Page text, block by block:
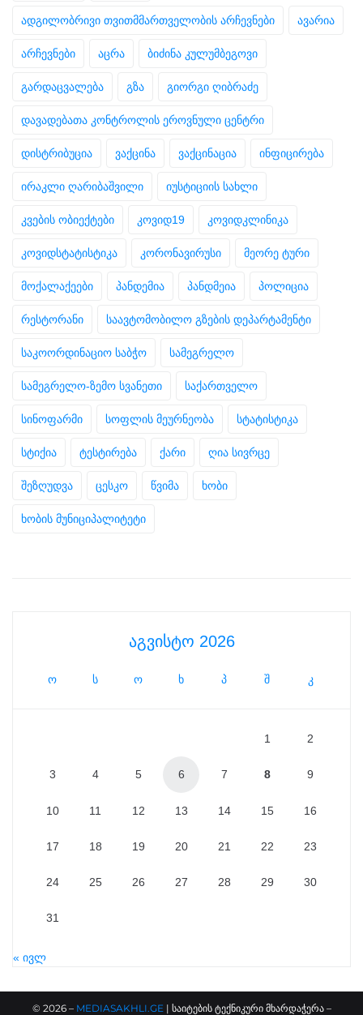
ადგილობრივი თვითმმართველობის არჩევნები ავარია
არჩევნები აცრა ბიძინა კულუმბეგოვი
გარდაცვალება გზა გიორგი ღიბრაძე
დავადებათა კონტროლის ეროვნული ცენტრი
დისტრიბუცია ვაქცინა ვაქცინაცია ინფიცირება
ირაკლი ღარიბაშვილი იუსტიციის სახლი
კვების ობიექტები კოვიდ19 კოვიდკლინიკა
კოვიდსტატისტიკა კორონავირუსი მეორე ტური
მოქალაქეები პანდემია პანდმეია პოლიცია
რესტორანი საავტომობილო გზების დეპარტამენტი
საკოორდინაციო საბჭო სამეგრელო
სამეგრელო-ზემო სვანეთი საქართველო
სინოფარმი სოფლის მეურნეობა სტატისტიკა
სტიქია ტესტირება ქარი ღია სივრცე
შეზღუდვა ცესკო წვიმა ხობი
ხობის მუნიციპალიტეტი
აგვისტო 2026
ო ს ო ხ პ შ კ
1 2
3 4 5 6 7 8 9
10 11 12 13 14 15 16
17 18 19 20 21 22 23
24 25 26 27 28 29 30
31
« ივლ
© 2026– MEDIASAKHLI.GE| საიტების ტექნიკური მხარდაჭერა –